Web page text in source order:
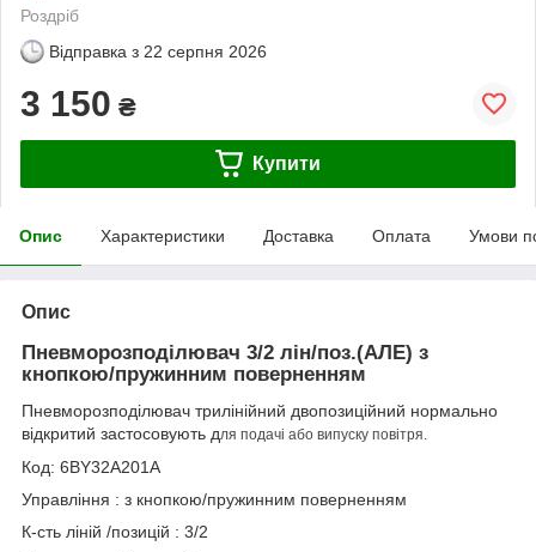
Роздріб
Відправка з 22 серпня 2026
3 150 ₴
Купити
Опис Характеристики Доставка Оплата Умови
Опис
Пневморозподілювач 3/2 лін/поз.(АЛЕ) з
кнопкою/пружинним поверненням
Пневморозподілювач трилінійний двопозиційний нормально
відкритий застосовують для подачі або випуску повітря.
Код: 6BY32A201A
Управління : з кнопкою/пружинним поверненням
К-сть ліній /позицій : 3/2